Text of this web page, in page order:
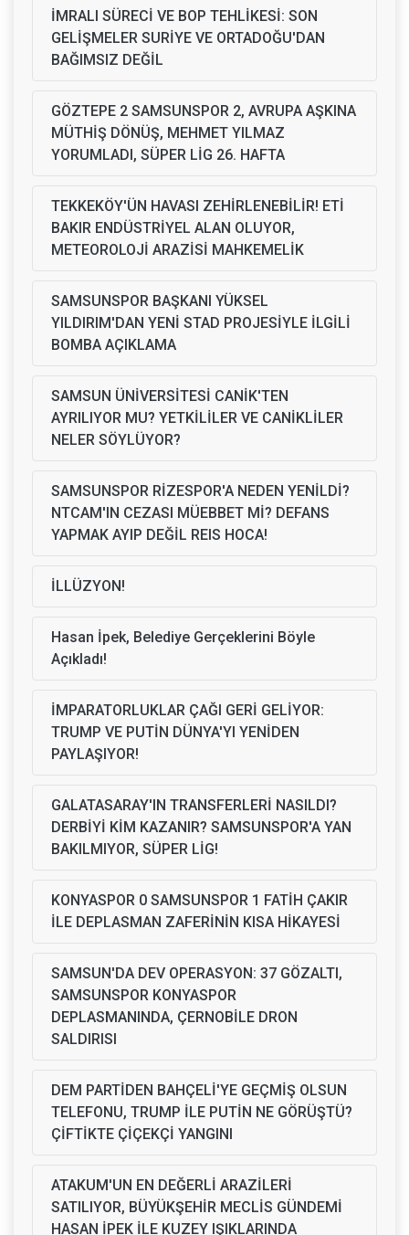
İMRALI SÜRECİ VE BOP TEHLİKESİ: SON
GELİŞMELER SURİYE VE ORTADOĞU'DAN
BAĞIMSIZ DEĞİL
GÖZTEPE 2 SAMSUNSPOR 2, AVRUPA AŞKINA
MÜTHİŞ DÖNÜŞ, MEHMET YILMAZ
YORUMLADI, SÜPER LİG 26. HAFTA
TEKKEKÖY'ÜN HAVASI ZEHİRLENEBİLİR! ETİ
BAKIR ENDÜSTRİYEL ALAN OLUYOR,
METEOROLOJİ ARAZİSİ MAHKEMELİK
SAMSUNSPOR BAŞKANI YÜKSEL
YILDIRIM'DAN YENİ STAD PROJESİYLE İLGİLİ
BOMBA AÇIKLAMA
SAMSUN ÜNİVERSİTESİ CANİK'TEN
AYRILIYOR MU? YETKİLİLER VE CANİKLİLER
NELER SÖYLÜYOR?
SAMSUNSPOR RİZESPOR'A NEDEN YENİLDİ?
NTCAM'IN CEZASI MÜEBBET Mİ? DEFANS
YAPMAK AYIP DEĞİL REIS HOCA!
İLLÜZYON!
Hasan İpek, Belediye Gerçeklerini Böyle
Açıkladı!
İMPARATORLUKLAR ÇAĞI GERİ GELİYOR:
TRUMP VE PUTİN DÜNYA'YI YENİDEN
PAYLAŞIYOR!
GALATASARAY'IN TRANSFERLERİ NASILDI?
DERBİYİ KİM KAZANIR? SAMSUNSPOR'A YAN
BAKILMIYOR, SÜPER LİG!
KONYASPOR 0 SAMSUNSPOR 1 FATİH ÇAKIR
İLE DEPLASMAN ZAFERİNİN KISA HİKAYESİ
SAMSUN'DA DEV OPERASYON: 37 GÖZALTI,
SAMSUNSPOR KONYASPOR
DEPLASMANINDA, ÇERNOBİLE DRON
SALDIRISI
DEM PARTİDEN BAHÇELİ'YE GEÇMİŞ OLSUN
TELEFONU, TRUMP İLE PUTİN NE GÖRÜŞTÜ?
ÇİFTİKTE ÇİÇEKÇİ YANGINI
ATAKUM'UN EN DEĞERLİ ARAZİLERİ
SATILIYOR, BÜYÜKŞEHİR MECLİS GÜNDEMİ
HASAN İPEK İLE KUZEY IŞIKLARINDA